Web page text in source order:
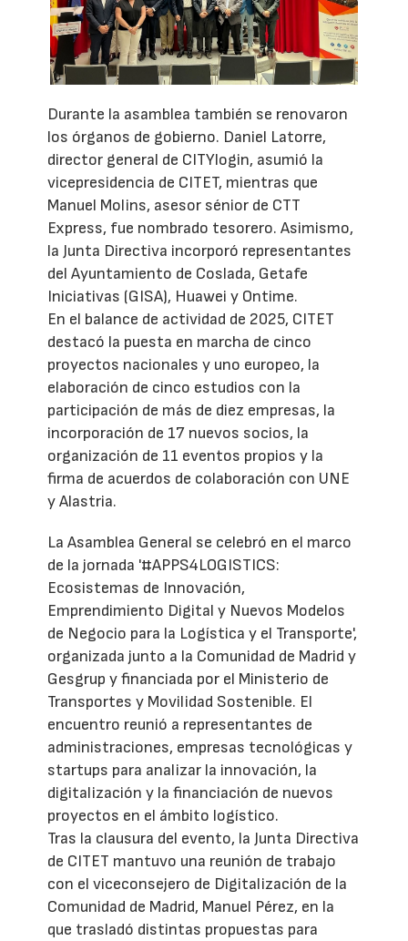
Durante la asamblea también se renovaron
los órganos de gobierno. Daniel Latorre,
director general de CITYlogin, asumió la
vicepresidencia de CITET, mientras que
Manuel Molins, asesor sénior de CTT
Express, fue nombrado tesorero. Asimismo,
la Junta Directiva incorporó representantes
del Ayuntamiento de Coslada, Getafe
Iniciativas (GISA), Huawei y Ontime.
En el balance de actividad de 2025, CITET
destacó la puesta en marcha de cinco
proyectos nacionales y uno europeo, la
elaboración de cinco estudios con la
participación de más de diez empresas, la
incorporación de 17 nuevos socios, la
organización de 11 eventos propios y la
firma de acuerdos de colaboración con UNE
y Alastria.
La Asamblea General se celebró en el marco
de la jornada '#APPS4LOGISTICS:
Ecosistemas de Innovación,
Emprendimiento Digital y Nuevos Modelos
de Negocio para la Logística y el Transporte',
organizada junto a la Comunidad de Madrid y
Gesgrup y financiada por el Ministerio de
Transportes y Movilidad Sostenible. El
encuentro reunió a representantes de
administraciones, empresas tecnológicas y
startups para analizar la innovación, la
digitalización y la financiación de nuevos
proyectos en el ámbito logístico.
Tras la clausura del evento, la Junta Directiva
de CITET mantuvo una reunión de trabajo
con el viceconsejero de Digitalización de la
Comunidad de Madrid, Manuel Pérez, en la
que trasladó distintas propuestas para